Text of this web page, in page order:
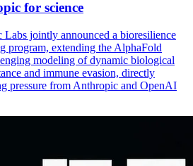
for science
jointly announced a bioresilience
program, extending the AlphaFold
modeling of dynamic biological
and immune evasion, directly
pressure from Anthropic and OpenAI